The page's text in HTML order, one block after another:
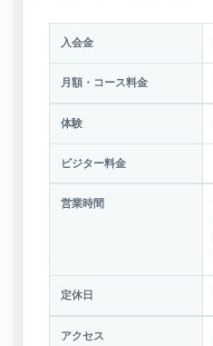
入会金
月額・コース料金
体験
ビジター料金
営業時間
定休日
アクセス